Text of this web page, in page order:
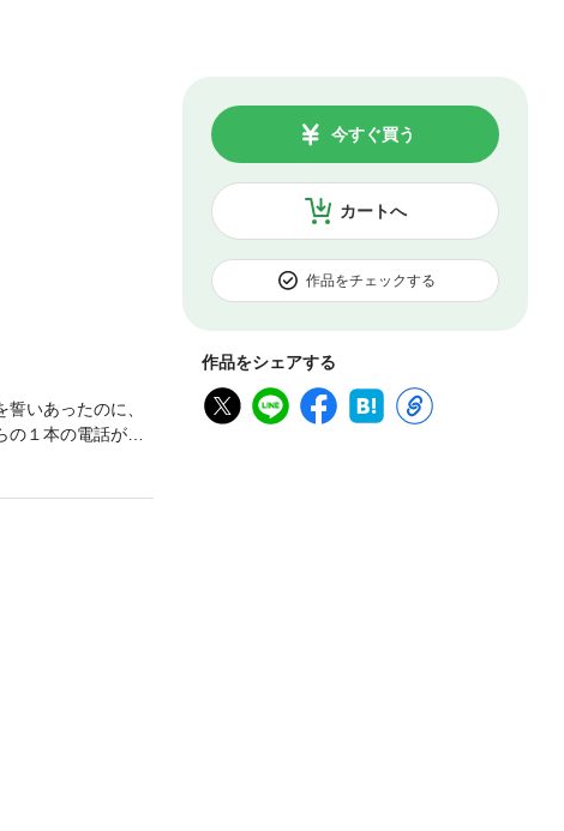
カートへ
今すぐ買う
作品をチェックする
作品をシェアする
いあったのに、
１本の電話がふ
る…」恋人のいる